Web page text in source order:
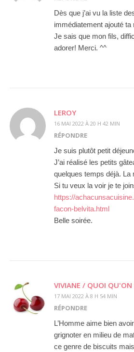
Dès que j’ai vu la liste
immédiatement ajouté
Je sais que mon fils,
adorer! Merci. ^^
LEROY
16 MAI 2022 À 20 H 42 MIN
RÉPONDRE
Je suis plutôt petit
J’ai réalisé les petits
quelques temps déjà. La
Si tu veux la voir je te
https://
facon-belvita.html
Belle soirée.
VIVIANE / QUOI QU'ON
17 MAI 2022 À 8 H 54 MIN
RÉPONDRE
L’Homme aime bien
grignoter en milieu de
ce genre de biscuits